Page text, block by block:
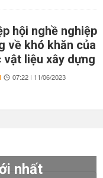
hội nghề nghiệp
về khó khăn của
vật liệu xây dựng
07:22 | 11/06/2023
nhất